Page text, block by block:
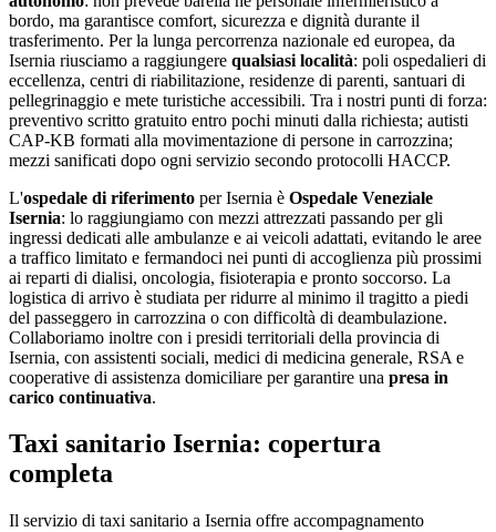
bordo, ma garantisce comfort, sicurezza e dignità durante il
trasferimento. Per la lunga percorrenza nazionale ed europea, da
Isernia riusciamo a raggiungere qualsiasi località: poli ospedalieri di
eccellenza, centri di riabilitazione, residenze di parenti, santuari di
pellegrinaggio e mete turistiche accessibili. Tra i nostri punti di forza:
preventivo scritto gratuito entro pochi minuti dalla richiesta; autisti
CAP-KB formati alla movimentazione di persone in carrozzina;
mezzi sanificati dopo ogni servizio secondo protocolli HACCP.
L'ospedale di riferimento perIsernia è Ospedale Veneziale
Isernia: lo raggiungiamo con mezzi attrezzati passando per gli
ingressi dedicati alle ambulanze e ai veicoli adattati, evitando le aree
a traffico limitato e fermandoci nei punti di accoglienza più prossimi
ai reparti di dialisi, oncologia, fisioterapia e pronto soccorso. La
logistica di arrivo è studiata per ridurre al minimo il tragitto a piedi
del passeggero in carrozzina o con difficoltà di deambulazione.
Collaboriamo inoltre con i presidi territoriali della provincia di
Isernia, con assistenti sociali, medici di medicina generale, RSA e
cooperative di assistenza domiciliare per garantire una presa in
carico continuativa.
Taxi sanitario Isernia: copertura
completa
Il servizio di taxi sanitario a Isernia offre accompagnamento